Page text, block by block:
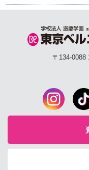
〒134-0088